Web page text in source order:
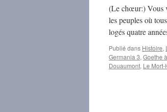
(Le chœur:) Vous
les peuples où
logés quatre
Publié dans Histoire,
Germania 3, Goethe
Douaumont, Le Mort-